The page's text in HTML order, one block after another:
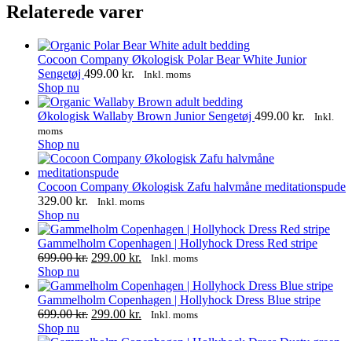
Relaterede varer
Cocoon Company Økologisk Polar Bear White Junior
Sengetøj 499.00 kr. Inkl. moms
Shop nu
Økologisk Wallaby Brown Junior Sengetøj 499.00 kr.
Inkl.
moms
Shop nu
Cocoon Company Økologisk Zafu halvmåne meditationspude
329.00 kr. Inkl. moms
Shop nu
vare
har
flere
Mulighederne
kan
vælges
Gammelholm Copenhagen | Hollyhock Dress Red stripe
699.00kr. Den
pris
var:
699.00 kr..
299.00 kr. Den
pris
er:
299.00 kr..
Inkl. moms
Shop nu
vare
har
flere
Gammelholm Copenhagen | Hollyhock Dress Blue stripe
699.00kr. Den
299.00 kr. Den
Inkl. moms
Shop nu